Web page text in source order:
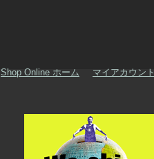
Shop Online ホーム マイアカウント